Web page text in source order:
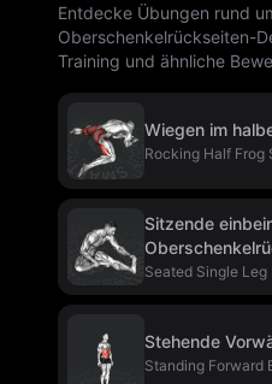
Entdecke Übungen rund
Oberschenkelrückseiten-
Training und ähnliche
Wiegen im
Rocking Half Frog
Sitzende
Seated Single
Stehende
Standing Forward